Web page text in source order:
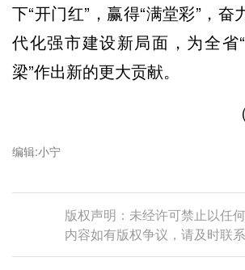
下“开门红”，赢得“满堂彩”，
代化强市建设新局面，为全省
梁”作出新的更大贡献。
编辑:小宁
版权声明：未经许可禁止以任
内容如有版权争议，请及时联